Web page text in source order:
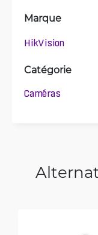
Marque
HikVision
Catégorie
Caméras